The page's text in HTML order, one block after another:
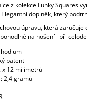
z kolekce Funky Squares
doplněk, který
úpravu, která zaručuje
na nošení i při
patent
x 12 milimetrů
2,4 gramů